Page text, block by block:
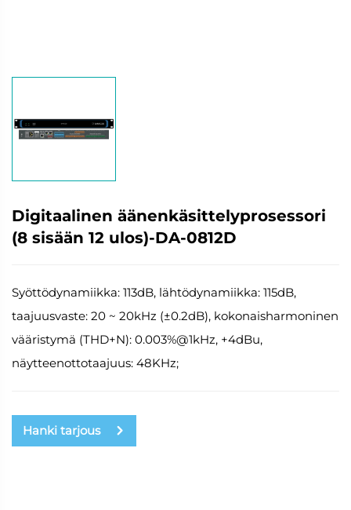
Digitaalinen äänenkäsittelyprosessori
(8 sisään 12 ulos)-DA-0812D
Syöttödynamiikka: 113dB, lähtödynamiikka: 115dB,
taajuusvaste: 20 ~ 20kHz (±0.2dB), kokonaisharmoninen
vääristymä (THD+N): 0.003%@1kHz, +4dBu,
näytteenottotaajuus: 48KHz;
Hanki tarjous